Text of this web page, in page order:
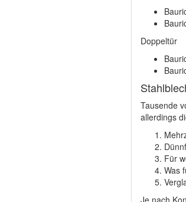
Doppeltür
Tausende
allerdings
Für
Was
Je nach